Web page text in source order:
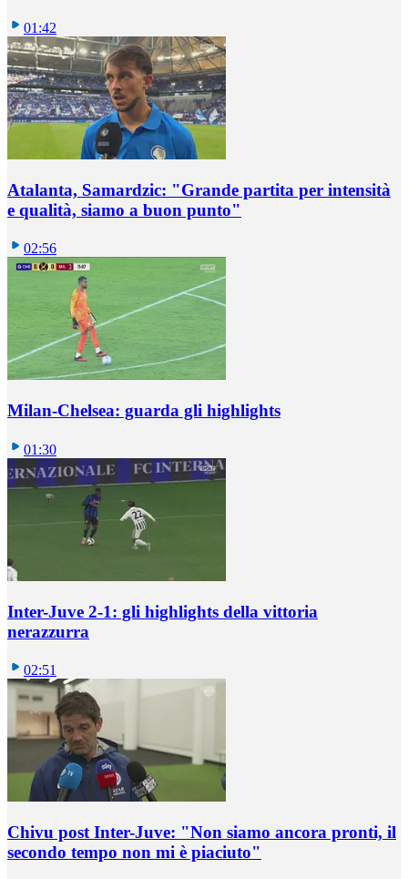
01:42
Atalanta, Samardzic: "Grande partita per intensità
e qualità, siamo a buon punto"
02:56
Milan-Chelsea: guarda gli highlights
01:30
Inter-Juve 2-1: gli highlights della vittoria
nerazzurra
02:51
Chivu post Inter-Juve: "Non siamo ancora pronti, il
secondo tempo non mi è piaciuto"